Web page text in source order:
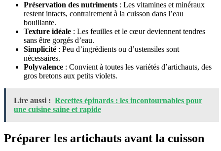
Préservation des nutriments : Les vitamines et minéraux
restent intacts, contrairement à la cuisson dans l’eau
bouillante.
Texture idéale : Les feuilles et le cœur deviennent tendres
sans être gorgés d’eau.
Simplicité : Peu d’ingrédients ou d’ustensiles sont
nécessaires.
Polyvalence : Convient à toutes les variétés d’artichauts, des
gros bretons aux petits violets.
Lire aussi : Recettes épinards : les incontournables pour
une cuisine saine et rapide
Préparer les artichauts avant la cuisson